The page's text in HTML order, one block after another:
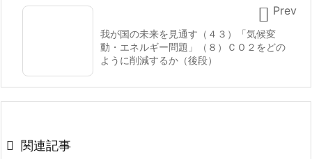
我が国の未来を見通す（４３）「気候変
動・エネルギー問題」（８）ＣＯ２をどの
ように削減するか（後段）
 Prev
 関連記事